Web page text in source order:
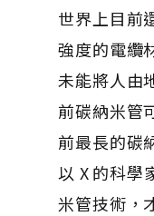
世界上目前
強度的電纜
未能將人由
前碳納米管
前最長的碳
以 X 的科學
米管技術，